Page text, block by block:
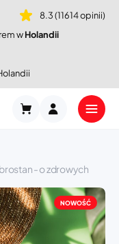
8.3 (11614 opinii)
wHolandii
- o zdrowych
NOWOŚĆ